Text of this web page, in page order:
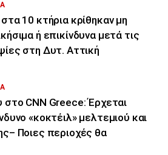
10 κτήρια κρίθηκαν μη
ή επικίνδυνα μετά τις
στη Δυτ. Αττική
στο CNN Greece: Έρχεται
«κοκτέιλ» μελτεμιού και
Ποιες περιοχές θα